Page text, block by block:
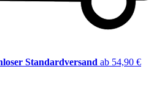
Standardversand ab 54,90 €